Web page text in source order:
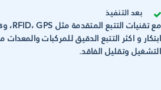
بعد التنفيذ
ابتكار و اكثر التتبع الدقيق للمركبات
التشغيل وتقليل الفاقد.